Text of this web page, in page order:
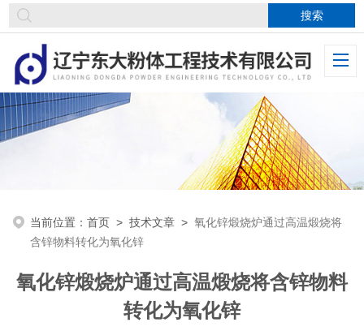
当前位置：首页 >技术文章 >氧化锌煅烧炉通过高温煅烧将
含锌物料转化为氧化锌
氧化锌煅烧炉通过高温煅烧将含锌物料
转化为氧化锌